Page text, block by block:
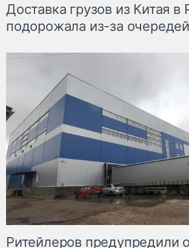
Доставка грузов из Китая в
подорожала из-за
Ритейлеров предупредили о